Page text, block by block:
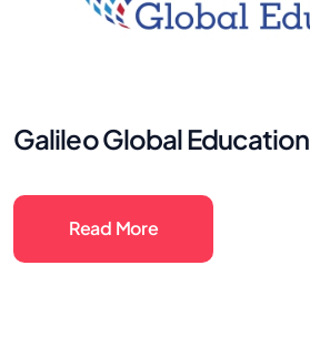
Galileo Global Education
Read More